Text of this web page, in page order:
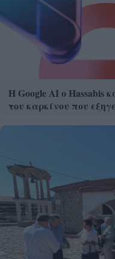
Η Google ΑΙ ο Hassabis
του καρκίνου που